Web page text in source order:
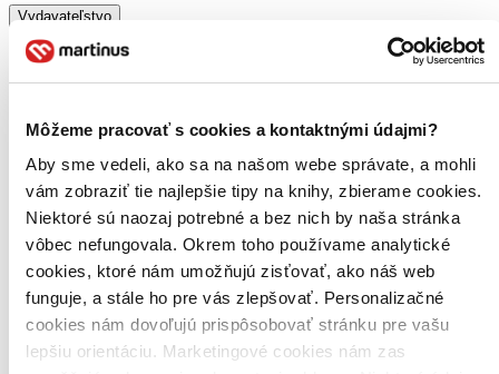
Môžeme pracovať s cookies a kontaktnými údajmi?
Aby sme vedeli, ako sa na našom webe správate, a mohli
vám zobraziť tie najlepšie tipy na knihy, zbierame cookies.
Niektoré sú naozaj potrebné a bez nich by naša stránka
vôbec nefungovala. Okrem toho používame analytické
cookies, ktoré nám umožňujú zisťovať, ako náš web
funguje, a stále ho pre vás zlepšovať. Personalizačné
cookies nám dovoľujú prispôsobovať stránku pre vašu
lepšiu orientáciu. Marketingové cookies nám zas
Vydavateľstvo
Ilex (1 titul)
Väzba
Zoradiť
Bestsellery
Top hodnotené
Novinky
Najdrahšie